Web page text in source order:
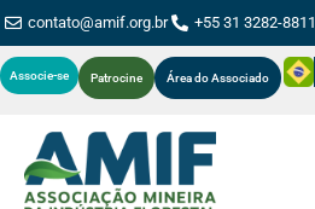
contato@amif.org.br +55 31 3282-8811
Associe-se Patrocine Área do Associado